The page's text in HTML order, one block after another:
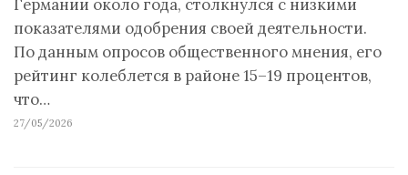
Германии около года, столкнулся с низкими
показателями одобрения своей деятельности.
По данным опросов общественного мнения, его
рейтинг колеблется в районе 15–19 процентов,
что…
27/05/2026